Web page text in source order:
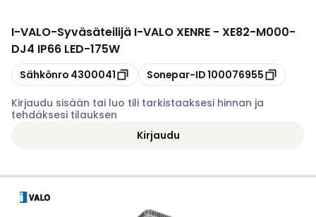
I-VALO-Syväsäteilijä I-VALO XENRE - XE82-M000-
DJ4 IP66 LED-175W
Kopioi
Sähkönro 4300041 Kopioi
Sonepar-ID100076955
Kirjaudu sisään tai luo tili tarkistaaksesi hinnan ja
tehdäksesi tilauksen
Kirjaudu